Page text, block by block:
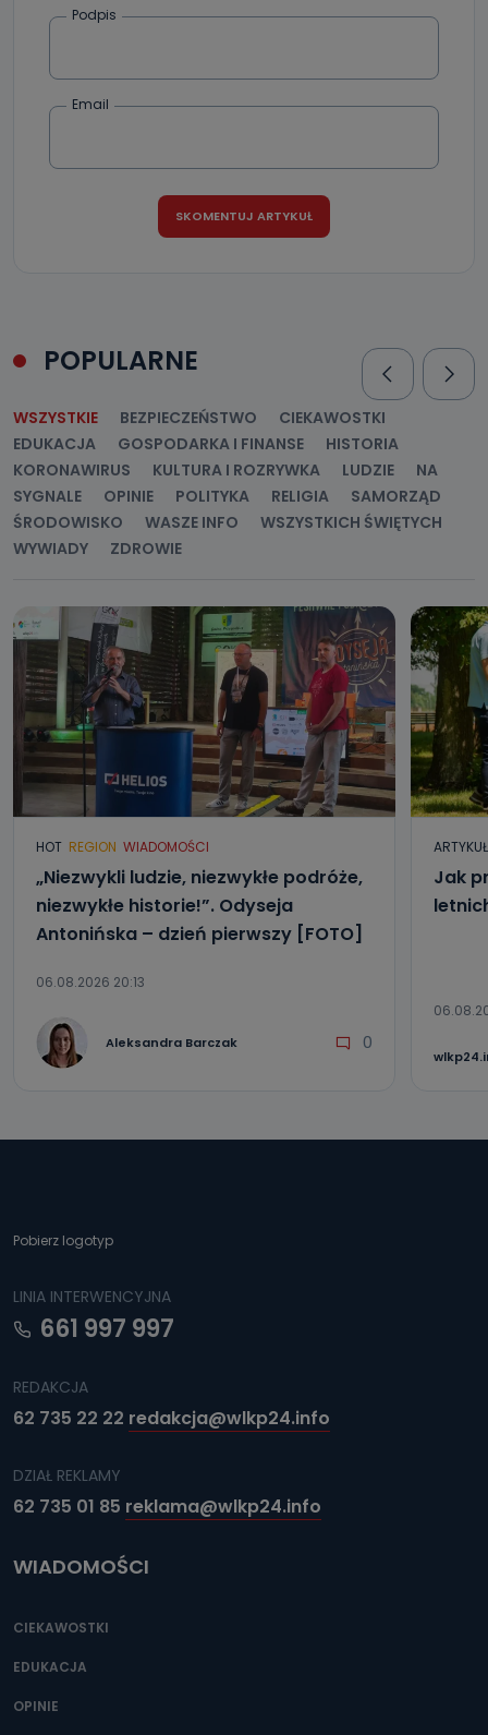
Podpis
Email
POPULARNE
WSZYSTKIE BEZPIECZEŃSTWO
CIEKAWOSTKI
EDUKACJA
GOSPODARKA I FINANSE
HISTORIA
KORONAWIRUS
KULTURA I ROZRYWKA LUDZIE
NA
SYGNALE
OPINIE POLITYKA RELIGIA
SAMORZĄD
ŚRODOWISKO
WASZE INFO
WSZYSTKICH ŚWIĘTYCH
WYWIADY
ZDROWIE
HOT REGION WIADOMOŚCI
„Niezwykli ludzie, niezwykłe podróże,
niezwykłe historie!”. Odyseja
Antonińska – dzień pierwszy [FOTO]
06.08.2026 20:13
Aleksandra Barczak 0
Jak
Pobierz logotyp
LINIA INTERWENCYJNA
661 997 997
REDAKCJA
62 735 22 22 redakcja@wlkp24.info
DZIAŁ REKLAMY
62 735 01 85 reklama@wlkp24.info
WIADOMOŚCI
CIEKAWOSTKI
EDUKACJA
OPINIE